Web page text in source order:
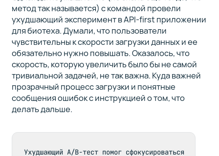
метод так называется) с командой провели
ухудшающий эксперимент в API-first приложении
для биотеха. Думали, что пользователи
чувствительны к скорости загрузки данных и ее
обязательно нужно повышать. Оказалось, что
скорость, которую увеличить было бы не самой
тривиальной задачей, не так важна. Куда важней
прозрачный процесс загрузки и понятные
сообщения ошибок с инструкцией о том, что
делать дальше.
Ухудшающий A/B-тест помог сфокусироваться